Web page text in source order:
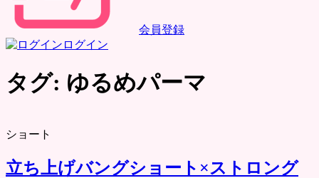
会員登録
ログイン
タグ: ゆるめパーマ
ショート
立ち上げバングショート×ストロング